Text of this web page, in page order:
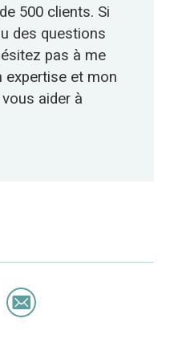
500 clients. Si
des questions
pas à me
et mon
aider à